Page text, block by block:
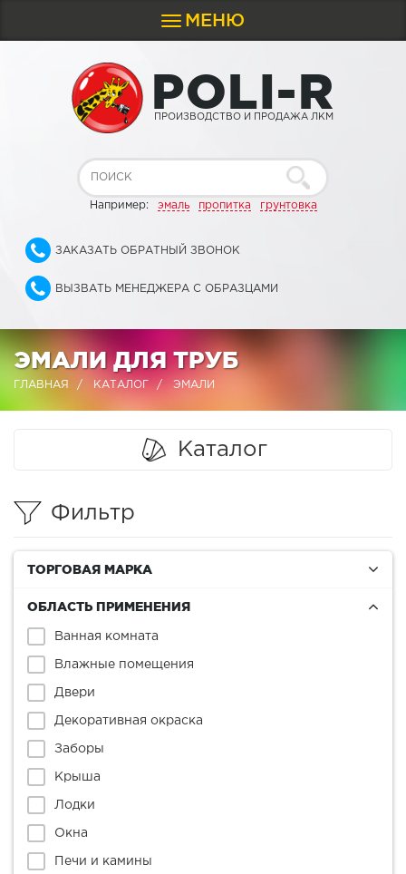
Toggle
navigation
МЕНЮ
POLI-R
ПРОИЗВОДСТВО И ПРОДАЖА ЛКМ
Например: эмаль пропитка грунтовка
ЗАКАЗАТЬ ОБРАТНЫЙ ЗВОНОК
ВЫЗВАТЬ МЕНЕДЖЕРА С ОБРАЗЦАМИ
ЭМАЛИ ДЛЯ ТРУБ
ГЛАВНАЯ КАТАЛОГ ЭМАЛИ
Каталог
Фильтр
ТОРГОВАЯ МАРКА
ОБЛАСТЬ ПРИМЕНЕНИЯ
Ванная комната
Влажные помещения
Двери
Декоративная окраска
Заборы
Крыша
Лодки
Окна
Печи и камины